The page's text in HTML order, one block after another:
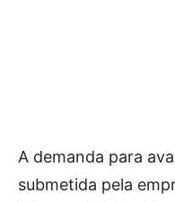
A demanda para
submetida pela